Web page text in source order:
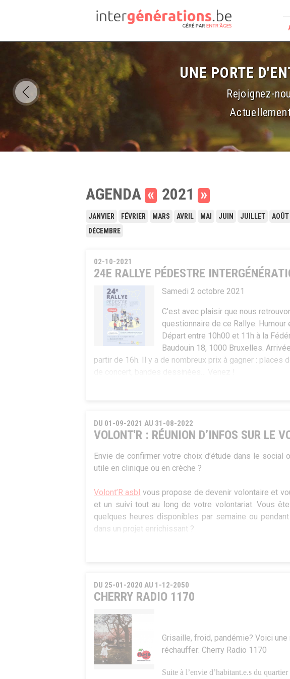
UNE PORTE
Rejoignez-
AGENDA « 2021 »
JANVIER FÉVRIER MARS AVRIL MAI JUIN JUILLET AOÛT
DÉCEMBRE
02-10-2021
24E RALLYE PÉDESTRE
Samedi 2 octobre 2021
C’est avec plaisir que nous
questionnaire de ce Rallye.
Départ entre 10h00 et 11h à la
Baudouin 18, 1000 Bruxelles.
partir de 16h. Il y a de nombreux prix à gagner : places
DU 01-09-2021 AU 31-08-2022
VOLONT'R : RÉUNION D’INFOS SUR LE
Envie de confirmer votre choix d’étude dans le social
utile en clinique ou en crèche ?
Volont’R asbl vous propose de devenir volontaire et
et un suivi tout au long de votre volontariat. Vous
quelques heures disponibles par semaine ou
dans un projet enrichissant ?
Venez nous rencontrer et poser vos questions
Infos et inscription : Séverine Galant : 02/219.15.62 –
DU 25-01-2020 AU 1-12-2050
CHERRY RADIO 1170
Grisaille, froid, pandémie? Voici
réchauffer: Cherry Radio 1170
Suite à l’envie d’habitant.e.s du